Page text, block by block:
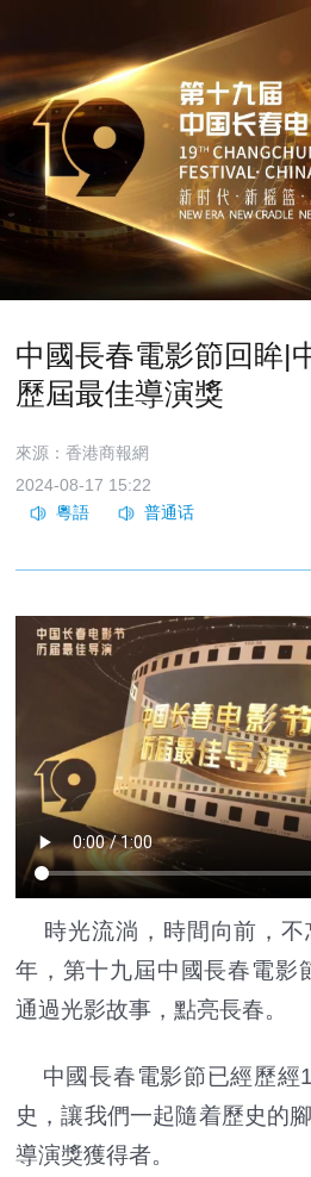
中國長春電影節回眸|
歷屆最佳導演獎
來源：香港商報網
2024-08-17 15:22
時光流淌，時間向前，不
年，第十九屆中國長春電影
通過光影故事，點亮長春。
中國長春電影節已經歷經
史，讓我們一起隨着歷史的
導演獎獲得者。